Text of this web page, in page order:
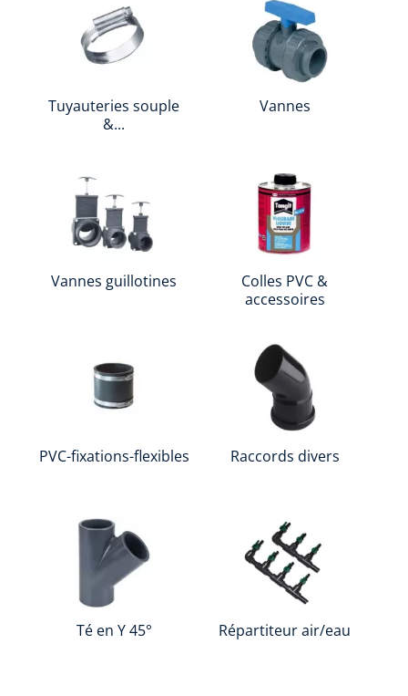
Tuyauteries souple
&...
Vannes
Vannes guillotines
Colles PVC &
accessoires
PVC-fixations-flexibles Raccords divers
Té en Y 45° Répartiteur air/eau